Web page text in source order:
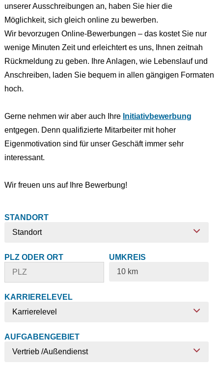
unserer Ausschreibungen an, haben Sie hier die
Möglichkeit, sich gleich online zu bewerben.
Wir bevorzugen Online-Bewerbungen – das kostet Sie nur
wenige Minuten Zeit und erleichtert es uns, Ihnen zeitnah
Rückmeldung zu geben. Ihre Anlagen, wie Lebenslauf und
Anschreiben, laden Sie bequem in allen gängigen Formaten
hoch.
Gerne nehmen wir aber auch Ihre Initiativbewerbung
entgegen. Denn qualifizierte Mitarbeiter mit hoher
Eigenmotivation sind für unser Geschäft immer sehr
interessant.
Wir freuen uns auf Ihre Bewerbung!
STANDORT
Standort
PLZ ODER ORT
UMKREIS
10 km
KARRIERELEVEL
Karrierelevel
AUFGABENGEBIET
Vertrieb /Außendienst